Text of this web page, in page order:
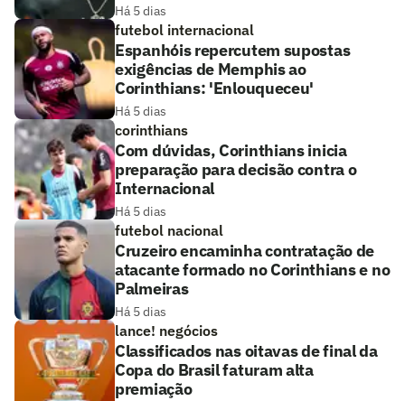
Há 5 dias
futebol internacional
Espanhóis repercutem supostas
exigências de Memphis ao
Corinthians: 'Enlouqueceu'
Há 5 dias
corinthians
Com dúvidas, Corinthians inicia
preparação para decisão contra o
Internacional
Há 5 dias
futebol nacional
Cruzeiro encaminha contratação de
atacante formado no Corinthians e no
Palmeiras
Há 5 dias
lance! negócios
Classificados nas oitavas de final da
Copa do Brasil faturam alta
premiação